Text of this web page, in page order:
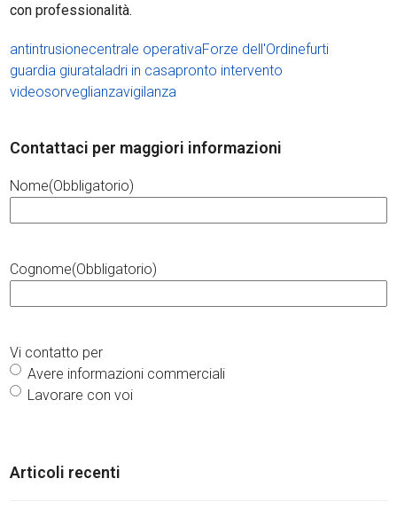
con professionalità.
antintrusionecentrale operativaForze dell'Ordinefurti
guardia giurataladri in casapronto intervento
videosorveglianzavigilanza
Contattaci per maggiori informazioni
Nome(Obbligatorio)
Cognome(Obbligatorio)
Vi contatto per
Avere informazioni commerciali
Lavorare con voi
Articoli recenti